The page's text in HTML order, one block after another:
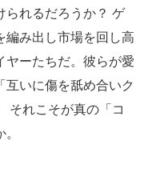
られるだろうか？ ゲ
編み出し市場を回し高
ヤーたちだ。彼らが愛
いに傷を舐め合いク
それこそが真の「コ